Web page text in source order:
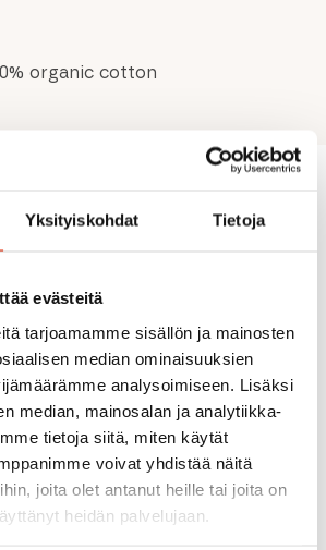
Yksityiskohdat Tietoja
evästeitä
tarjoamamme sisällön ja mainosten
median ominaisuuksien
analysoimiseen. Lisäksi
median, mainosalan ja analytiikka-
tietoja siitä, miten käytät
voivat yhdistää näitä
joita olet antanut heille tai joita on
heidän palvelujaan.
organic cotton
for you
The
North
Face